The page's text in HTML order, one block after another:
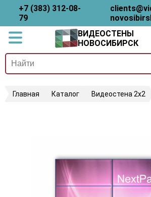
+7 (383) 312-08-
79
ВИДЕОСТЕНЫ
НОВОСИБИРСК
Главная Каталог Видеостена 2x2